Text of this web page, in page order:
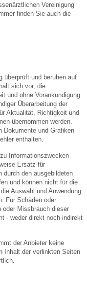
Vereinigung
finden Sie auch die
überprüft und beruhen auf
sich vor, die
und ohne Vorankündigung
Überarbeitung der
Aktualität, Richtigkeit und
übernommen werden.
Dokumente und Grafiken
enthalten.
Informationszwecken
Ersatz für
durch den ausgebildeten
und können nicht für die
Auswahl und Anwendung
Für Schäden oder
oder Missbrauch dieser
- weder direkt noch indirekt
der Anbieter keine
Inhalt der verlinkten Seiten